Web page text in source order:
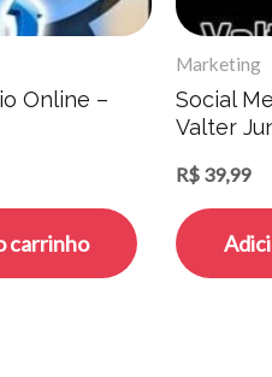
Online –
carrinho
Marketing
Social
Valter
R$ 39,99